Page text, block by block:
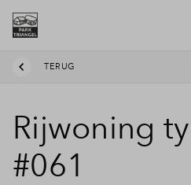
TERUG
Rijwoning
#061